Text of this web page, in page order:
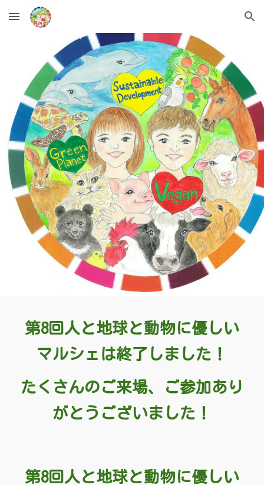
Skip to main content Skip to navigation
第8回人と地球と動物に優しい
マルシェは終了しました！
たくさんのご来場、ご参加あり
がとうございました！
第8回人と地球と動物に優しい